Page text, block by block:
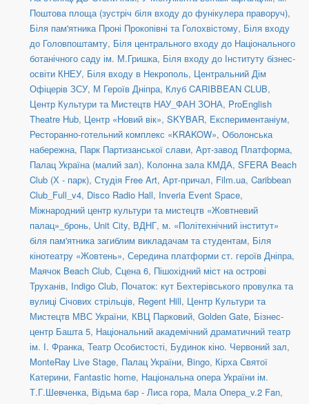
Поштова площа (зустріч біля входу до фунікулера праворуч),
Біля пам'ятника Проні Прокопівні та Голохвістому, Біля входу
до Головпоштамту, Біля центрального входу до Національного
ботанічного саду ім. М.Гришка, Біля входу до Інституту бізнес-
освіти КНЕУ, Біля входу в Некрополь, Центральний Дім
Офіцерів ЗСУ, М Героїв Дніпра, Клуб CARIBBEAN CLUB,
Центр Культури та Мистецтв НАУ_ФАН ЗОНА, ProEnglish
Theatre Hub, Центр «Новий вік», SKYBAR, Експериментаніум,
Ресторанно-готельний комплекс «KRAKOW», Оболонська
набережна, Парк Партизанської слави, Арт-завод Платформа,
Палац Україна (малий зал), Колонна зала КМДА, SFERA Beach
Club (Х - парк), Студія Free Art, Арт-причал, Film.ua, Caribbean
Club_Full_v4, Disco Radio Hall, Inveria Event Space,
Міжнародний центр культури та мистецтв «Жовтневий
палац»_бронь, Unit Сity, ВДНГ, м. «Політехнічний інститут»
біля пам'ятника загиблим викладачам та студентам, Біля
кінотеатру «Жовтень», Середина платформи ст. героїв Дніпра,
Маячок Beach Club, Сцена 6, Пішохідний міст на острові
Труханів, Indigo Club, Початок: кут Бехтерівського провулка та
вулиці Січових стрільців, Regent Hill, Центр Культури та
Мистецтв МВС України, КВЦ Парковий, Golden Gate, Бізнес-
центр Башта 5, Національний академічний драматичний театр
ім. І. Франка, Театр Особистості, Будинок кіно. Червоний зал,
MonteRay Live Stage, Палац України, Bingo, Кірха Святої
Катерини, Fantastic home, Національна опера України ім.
Т.Г.Шевченка, Відьма бар - Лиса гора, Мала Опера_v.2 Fan,